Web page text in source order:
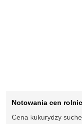
Notowania cen
Cena kukurydzy